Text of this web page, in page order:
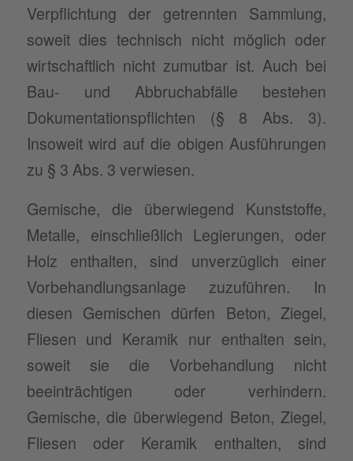
Verpflichtung der getrennten Sammlung,
soweit dies technisch nicht möglich oder
wirtschaftlich nicht zumutbar ist. Auch bei
Bau- und Abbruchabfälle bestehen
Dokumentationspflichten (§ 8 Abs. 3).
Insoweit wird auf die obigen Ausführungen
zu § 3 Abs. 3 verwiesen.
Gemische, die überwiegend Kunststoffe,
Metalle, einschließlich Legierungen, oder
Holz enthalten, sind unverzüglich einer
Vorbehandlungsanlage zuzuführen. In
diesen Gemischen dürfen Beton, Ziegel,
Fliesen und Keramik nur enthalten sein,
soweit sie die Vorbehandlung nicht
beeinträchtigen oder verhindern.
Gemische, die überwiegend Beton, Ziegel,
Fliesen oder Keramik enthalten, sind